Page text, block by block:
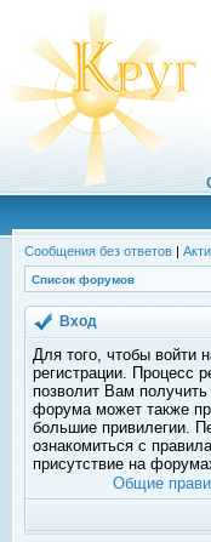
Сообщения без ответов |
Список форумов
Вход
Для того, чтобы войти
регистрации. Процесс
позволит Вам
форума может также
большие привилегии.
ознакомиться с
присутствие на
Общие